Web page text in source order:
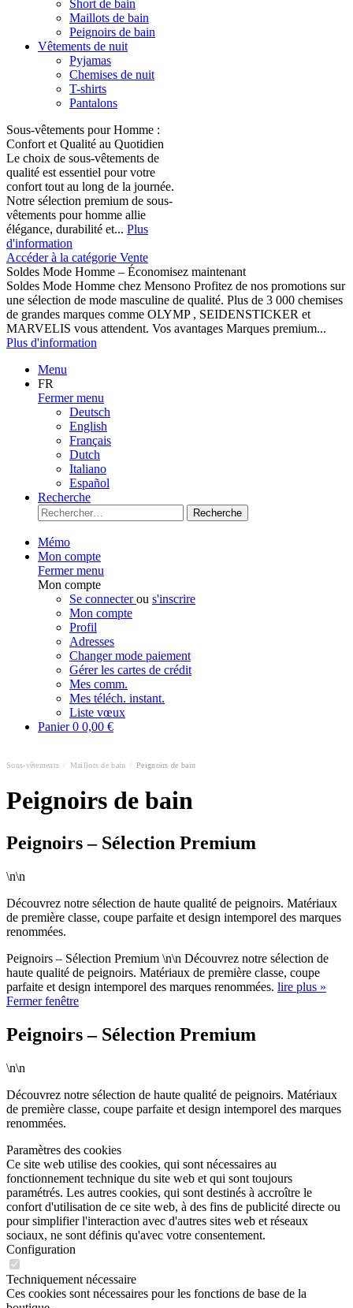
Short de bain
Maillots de bain
Peignoirs de bain
Vêtements de nuit
Pyjamas
Chemises de nuit
T-shirts
Pantalons
Sous-vêtements pour Homme :
Confort et Qualité au Quotidien
Le choix de sous-vêtements de
qualité est essentiel pour votre
confort tout au long de la journée.
Notre sélection premium de sous-
vêtements pour homme allie
élégance, durabilité et... Plus
d'information
Accéder à la catégorie Vente
Soldes Mode Homme – Économisez maintenant
Soldes Mode Homme chez Mensono Profitez de nos promotions sur
une sélection de mode masculine de qualité. Plus de 3 000 chemises
de grandes marques comme OLYMP , SEIDENSTICKER et
MARVELIS vous attendent. Vos avantages Marques premium...
Plus d'information
Menu
FR
Fermer menu
Deutsch
English
Français
Dutch
Italiano
Español
Recherche
Recherche
Mémo
Mon compte
Fermer menu
Mon compte
Se connecterou s'inscrire
Mon compte
Profil
Adresses
Changer mode paiement
Gérer les cartes de crédit
Mes comm.
Mes téléch. instant.
Liste vœux
Panier0 0,00 €
Sous-vêtements Maillots de bain Peignoirs de bain
Peignoirs de bain
Peignoirs – Sélection Premium
\n\n
Découvrez notre sélection de haute qualité de peignoirs. Matériaux
de première classe, coupe parfaite et design intemporel des marques
renommées.
Peignoirs – Sélection Premium \n\n Découvrez notre sélection de
haute qualité de peignoirs. Matériaux de première classe, coupe
parfaite et design intemporel des marques renommées. lire plus »
Fermer fenêtre
Peignoirs – Sélection Premium
\n\n
Découvrez notre sélection de haute qualité de peignoirs. Matériaux
de première classe, coupe parfaite et design intemporel des marques
renommées.
Paramètres des cookies
Ce site web utilise des cookies, qui sont nécessaires au
fonctionnement technique du site web et qui sont toujours
paramétrés. Les autres cookies, qui sont destinés à accroître le
confort d'utilisation de ce site web, à des fins de publicité directe ou
pour simplifier l'interaction avec d'autres sites web et réseaux
sociaux, ne sont définis qu'avec votre consentement.
Configuration
Techniquement nécessaire
Ces cookies sont nécessaires pour les fonctions de base de la